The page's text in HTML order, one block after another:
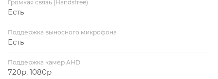
Громкая связь (Handsfree)
Есть
Поддержка выносного микрофона
Есть
Поддержка камер AHD
720p, 1080p